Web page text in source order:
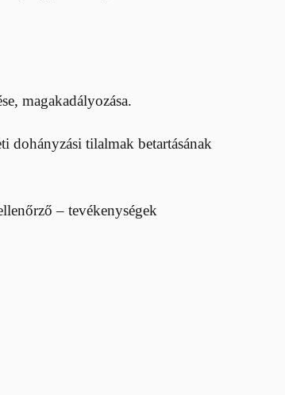
magakadályozása.
dohányzási tilalmak betartásának
– tevékenységek